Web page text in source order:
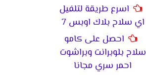
اسرع طريقة لتلفيل
اي سلاح بلاك اوبس 7
احصل على كامو
سلاح بلوبرانت وبراشوت
احمر سري مجانا